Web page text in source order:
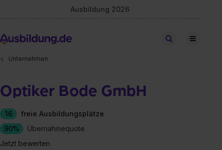
Ausbildung 2026
Stellen finden
Unternehmen
Optiker Bode GmbH
16
freie Ausbildungsplätze
90%
Übernahmequote
Jetzt bewerten